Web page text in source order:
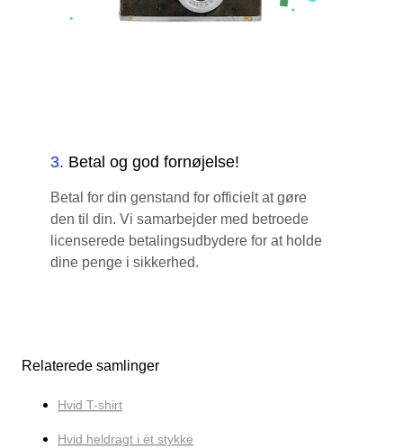
3. Betal og god fornøjelse!
Betal for din genstand for officielt at gøre
den til din. Vi samarbejder med betroede
licenserede betalingsudbydere for at holde
dine penge i sikkerhed.
Relaterede samlinger
Hvid T-shirt
Hvid heldragt i ét stykke